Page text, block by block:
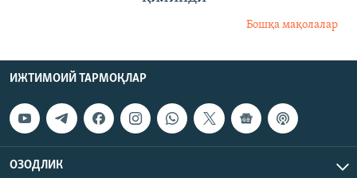
Бошқа мақолалар
ИЖТИМОИЙ ТАРМОҚЛАР
ОЗОДЛИК